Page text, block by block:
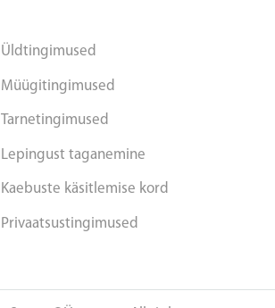
Üldtingimused
Müügitingimused
Tarnetingimused
Lepingust taganemine
Kaebuste käsitlemise kord
Privaatsustingimused